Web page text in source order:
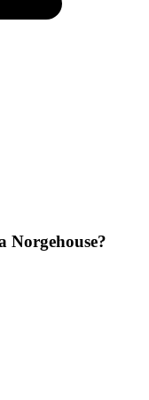
Norgehouse?